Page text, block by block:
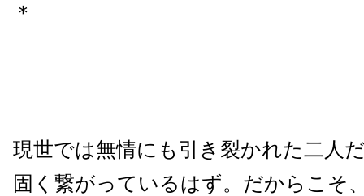
＊
現世では無情にも引き裂かれた二人
固く繋がっているはず。だからこそ